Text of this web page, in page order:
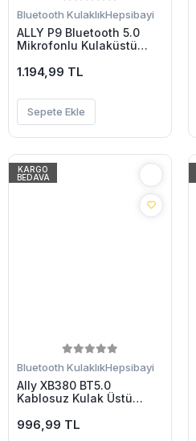
Bluetooth KulaklıkHepsibayi
ALLY P9 Bluetooth 5.0
Mikrofonlu Kulaküstü
1.194,99 TL
Sepete Ekle
KARGO
BEDAVA
Bluetooth KulaklıkHepsibayi
Ally XB380 BT5.0
Kablosuz Kulak Üstü
996,99 TL